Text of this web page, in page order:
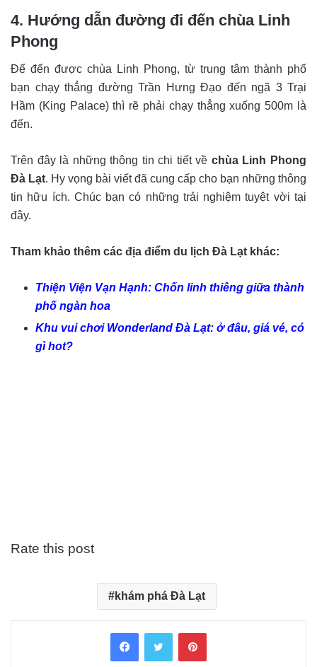
4. Hướng dẫn đường đi đến chùa Linh
Phong
Để đến được chùa Linh Phong, từ trung tâm thành phố
bạn chạy thẳng đường Trần Hưng Đạo đến ngã 3 Trại
Hầm (King Palace) thì rẽ phải chạy thẳng xuống 500m là
đến.
Trên đây là những thông tin chi tiết về chùa Linh Phong
Đà Lạt. Hy vọng bài viết đã cung cấp cho bạn những thông
tin hữu ích. Chúc bạn có những trải nghiệm tuyệt vời tại
đây.
Tham khảo thêm các địa điểm du lịch Đà Lạt khác:
Thiện Viện Vạn Hạnh: Chốn linh thiêng giữa thành
phố ngàn hoa
Khu vui chơi Wonderland Đà Lạt: ở đâu, giá vé, có
gì hot?
Rate this post
khám phá Đà Lạt
FacebookTwitter Pinterest